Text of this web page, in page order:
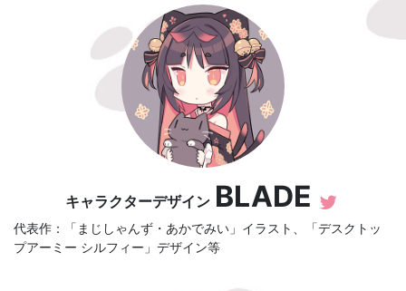
キャラクターデザイン BLADE
代表作：「まじしゃんず・あかでみい」イラスト、「デスクトッ
プアーミー シルフィー」デザイン等